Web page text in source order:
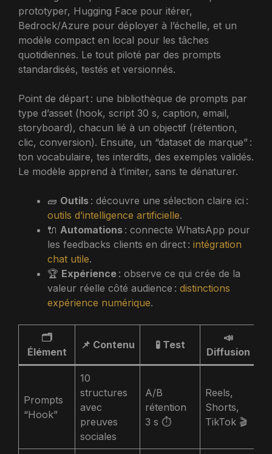
prototyper, Hugging Face pour itérer,
Bedrock/Azure pour déployer à l’échelle, et un
modèle compact en local pour les tâches
quotidiennes. Le tout piloté par des prompts
standardisés, testés et versionnés.
Point de départ : une bibliothèque de prompts par
type d’asset (hook, script 30 s, caption, email,
storyboard), chacun lié à un objectif (rétention,
clic, conversion). Ensuite, un “dataset de marque” :
ton vocabulaire, tes interdits, des exemples validés.
Le modèle apprend à t’imiter, sans te dénaturer.
🧱 Outils : découvre une sélection claire ici :
outils d’intelligence artificielle.
🔌 Automations : connecte WhatsApp pour
les feedbacks clients en direct : intégration
chat utile.
🏆 Expérience : observe ce qui crée de la
valeur réelle côté audience : distinctions
expérience numérique.
🗂️
Élément
📌 Contenu 🧪 Test
📣
Diffusion
Prompts
“Hook”
10
structures
avec
preuves
sociales
A/B
rétention
3 s ⏱️
Reels,
Shorts,
TikTok 🎬